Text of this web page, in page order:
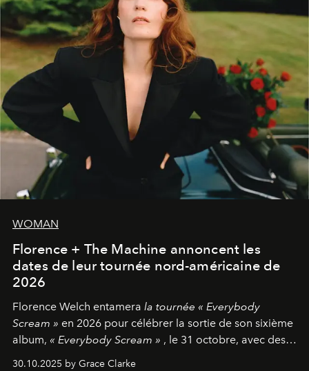
WOMAN
Florence + The Machine annoncent les
dates de leur tournée nord-américaine de
2026
Florence Welch entamera la tournée « Everybody
Scream » en 2026 pour célébrer la sortie de son sixième
album, « Everybody Scream » , le 31 octobre, avec des
30.10.2025 by Grace Clarke